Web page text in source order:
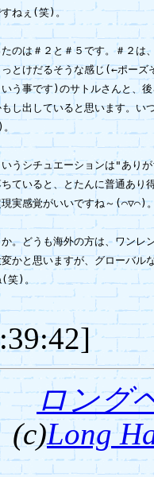
すねぇ(笑)。
のは＃２と＃５です。＃２は
とけだるそうな感じ(←ポーズ
う事です)のサトルさんと、
し出していると思います。い
うシチュエーションは"あり
ていると、とたんに普通あり
現実感覚がいいですね～(⌒▽⌒)
。どうも海外の方は、ワンレ
かと思いますが、グローバル
笑)。
ロング
(c)Long